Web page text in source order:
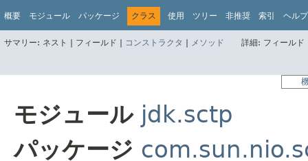
概要 モジュール パッケージ クラス 使用 ツリー 非推奨 索引 ヘルプ
サマリー: ネスト | フィールド | コンストラクタ | メソッド 詳細: フィール
モジュール jdk.sctp
パッケージ